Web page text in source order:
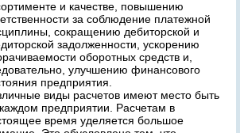
и качестве, повышению
за соблюдение платежной
сокращению дебиторской и
задолженности, ускорению
оборотных средств и,
улучшению финансового
предприятия.
виды расчетов имеют место быть
предприятии. Расчетам в
время уделяется большое